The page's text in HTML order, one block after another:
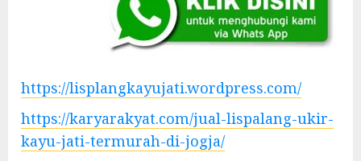
https://lisplangkayujati.wordpress.com/
https://karyarakyat.com/jual-lispalang-ukir-
kayu-jati-termurah-di-jogja/